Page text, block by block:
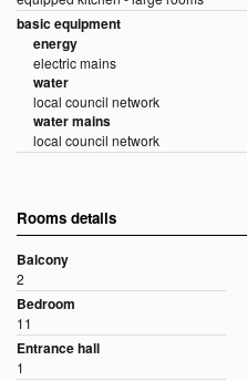
basic equipment
energy
electric mains
water
local council network
water mains
local council network
Rooms details
Balcony
2
Bedroom
11
Entrance hall
1